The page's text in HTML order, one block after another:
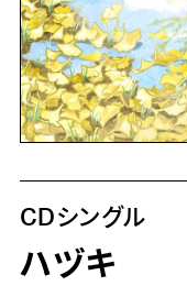
CDシングル
ハヅキ